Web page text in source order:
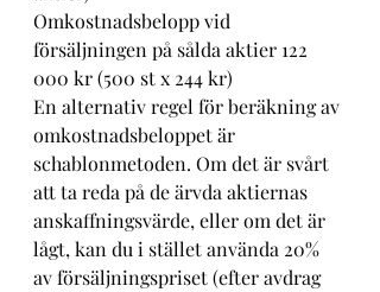
Omkostnadsbelopp vid
försäljningen på sålda aktier 122
000 kr (500 st x 244 kr)
En alternativ regel för beräkning av
omkostnadsbeloppet är
schablonmetoden. Om det är svårt
att ta reda på de ärvda aktiernas
anskaffningsvärde, eller om det är
lågt, kan du i stället använda 20%
av försäljningspriset (efter avdrag